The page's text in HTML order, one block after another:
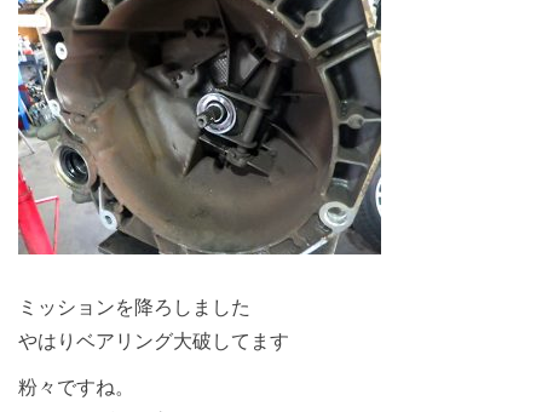
ミッションを降ろしました
やはりベアリング大破してます
粉々ですね。